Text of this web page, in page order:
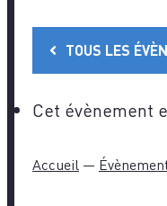
contentTOUS LES
Cet évènement
Accueil —